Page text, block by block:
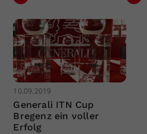
10.09.2019
Generali ITN Cup
Bregenz ein voller
Erfolg